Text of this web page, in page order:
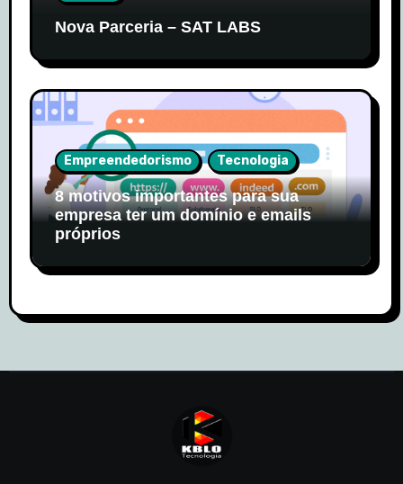
Nova Parceria – SAT LABS
Empreendedorismo Tecnologia
8 motivos importantes para sua
empresa ter um domínio e emails
próprios